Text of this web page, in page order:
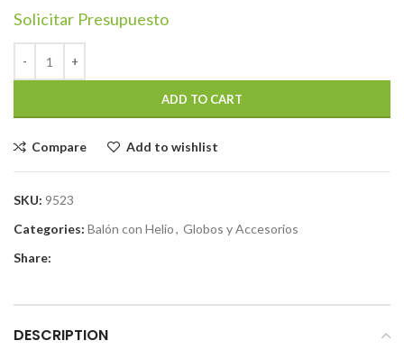
Solicitar Presupuesto
ADD TO CART
Compare Add to wishlist
SKU: 9523
Categories: Balón con Helio, Globos y Accesorios
Share:
DESCRIPTION